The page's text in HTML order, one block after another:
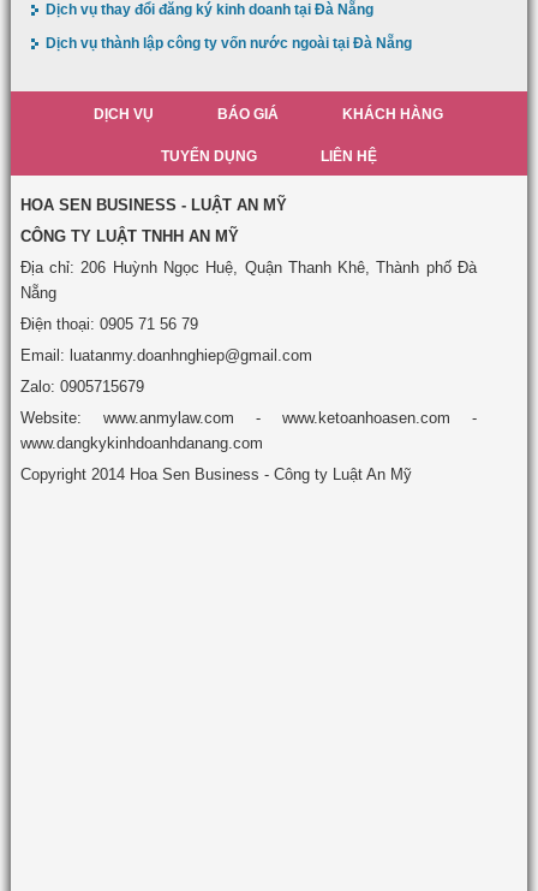
Dịch vụ thay đổi đăng ký kinh doanh tại Đà Nẵng
Dịch vụ thành lập công ty vốn nước ngoài tại Đà Nẵng
DỊCH VỤ BÁO GIÁ KHÁCH HÀNG
TUYỂN DỤNG LIÊN HỆ
HOA SEN BUSINESS - LUẬT AN MỸ
CÔNG TY LUẬT TNHH AN MỸ
Địa chỉ: 206 Huỳnh Ngọc Huệ, Quận Thanh Khê, Thành phố Đà
Nẵng
Điện thoại: 0905 71 56 79
Email: luatanmy.doanhnghiep@gmail.com
Zalo: 0905715679
Website: www.anmylaw.com - www.ketoanhoasen.com -
www.dangkykinhdoanhdanang.com
Copyright 2014 Hoa Sen Business - Công ty Luật An Mỹ